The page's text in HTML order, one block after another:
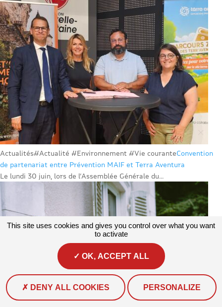
Actualités#Actualité #Environnement #Vie couranteConvention
de partenariat entre Prévention MAIF et Terra Aventura
Le lundi 30 juin, lors de l’Assemblée Générale du...
This site uses cookies and gives you control over what you want
to activate
OK, ACCEPT ALL
DENY ALL COOKIES PERSONALIZE